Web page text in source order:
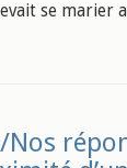
se marier
Nos